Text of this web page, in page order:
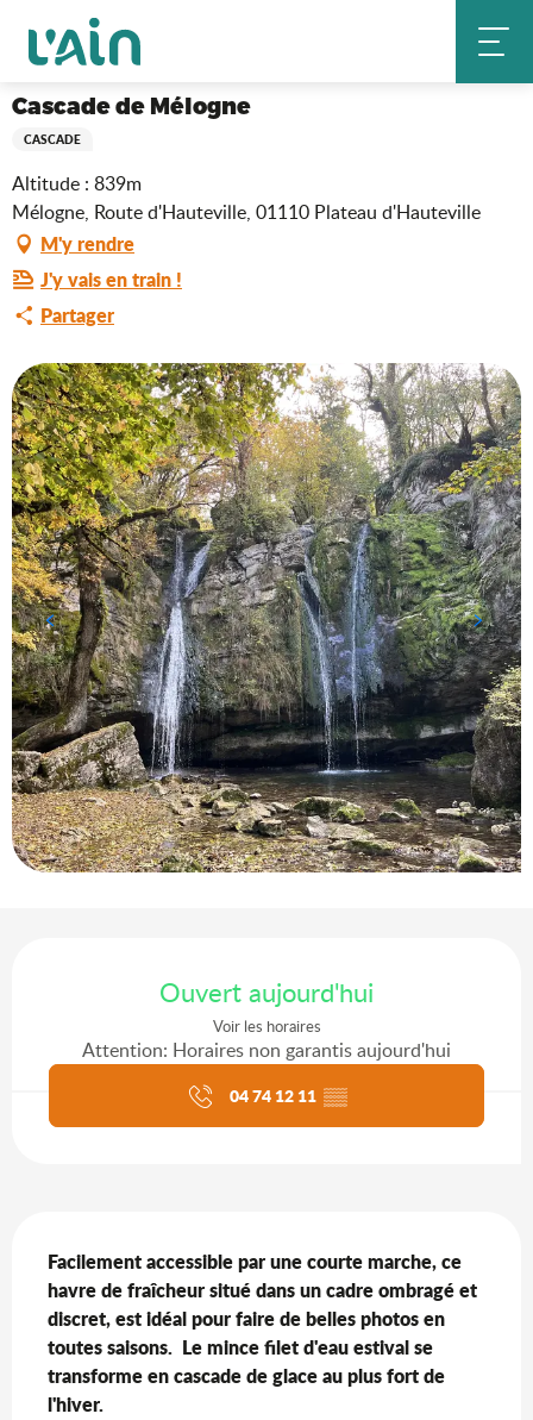
contenu
principal
Accueil Cascade de Mélogne
Cascade de Mélogne
CASCADE
Altitude : 839m
Mélogne, Route d'Hauteville, 01110 Plateau d'Hauteville
M'y rendre
J'y vais en train !
Partager
Ouvert aujourd'hui
Voir les horaires
Attention: Horaires non garantis aujourd'hui
Agenda du moment
04 74 12 11 ▒▒
Facilement accessible par une courte marche, ce
havre de fraîcheur situé dans un cadre ombragé et
discret, est idéal pour faire de belles photos en
toutes saisons.  Le mince filet d'eau estival se
transforme en cascade de glace au plus fort de
l'hiver.